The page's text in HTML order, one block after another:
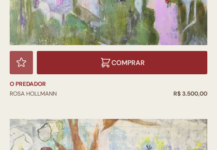
COMPRAR
O PREDADOR
ROSA HOLLMANN
R$ 3.500,00